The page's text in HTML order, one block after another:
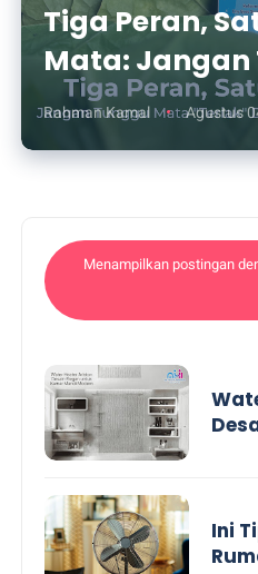
Tiga Peran,
Mata: Jangan
Mata "Teriak"
Rahman Kamal Agustus
Menampilkan postingan
Ini